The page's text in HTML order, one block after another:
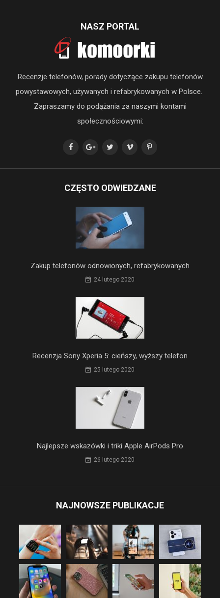
NASZ PORTAL
Recenzje telefonów, porady dotyczące zakupu telefonów
powystawowych, używanych i refabrykowanych w Polsce.
Zapraszamy do podążania za naszymi kontami
społecznościowymi:
CZĘSTO ODWIEDZANE
Zakup telefonów odnowionych, refabrykowanych
24 lutego 2020
Recenzja Sony Xperia 5: cieńszy, wyższy telefon
25 lutego 2020
Najlepsze wskazówki i triki Apple AirPods Pro
26 lutego 2020
NAJNOWSZE PUBLIKACJE